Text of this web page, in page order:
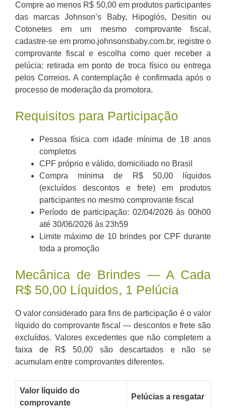
Compre ao menos R$ 50,00 em produtos participantes
das marcas Johnson’s Baby, Hipoglós, Desitin ou
Cotonetes em um mesmo comprovante fiscal,
cadastre-se em promo.johnsonsbaby.com.br, registre o
comprovante fiscal e escolha como quer receber a
pelúcia: retirada em ponto de troca físico ou entrega
pelos Correios. A contemplação é confirmada após o
processo de moderação da promotora.
Requisitos para Participação
Pessoa física com idade mínima de 18 anos
completos
CPF próprio e válido, domiciliado no Brasil
Compra mínima de R$ 50,00 líquidos
(excluídos descontos e frete) em produtos
participantes no mesmo comprovante fiscal
Período de participação: 02/04/2026 às 00h00
até 30/06/2026 às 23h59
Limite máximo de 10 brindes por CPF durante
toda a promoção
Mecânica de Brindes — A Cada
R$ 50,00 Líquidos, 1 Pelúcia
O valor considerado para fins de participação é o valor
líquido do comprovante fiscal — descontos e frete são
excluídos. Valores excedentes que não completem a
faixa de R$ 50,00 são descartados e não se
acumulam entre comprovantes diferentes.
Valor líquido do
comprovante
Pelúcias a resgatar